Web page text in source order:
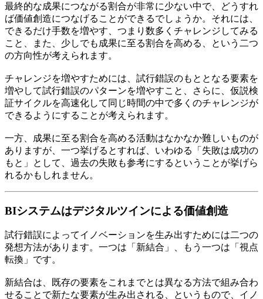
最終的な成果につながる割合が非常に少ない中で、どうすれ
ば価値創造につなげることができるでしょうか。それには、
できるだけ手数を増やす、つまり数多くチャレンジしてみる
こと、また、少しでも成果に至る割合を高める、という二つ
の方向性が考えられます。
チャレンジを増やすためには、試行錯誤のもととなる要素を
増やして試行錯誤のパターンを増やすこと、さらに、仮説検
証サイクルを高速化して同じ時間の中で多くのチャレンジが
できるようにすることが考えられます。
一方、成果に至る割合を高める活動はなかなか難しいものが
ありますが、一つ挙げるとすれば、いわゆる「失敗は成功の
もと」として、過去の失敗も参考にするということが挙げら
れるかもしれません。
BIシステムはデジタルツインによる価値創造
試行錯誤によってイノベーションを生み出すためには二つの
発想方法があります。一つは「新結合」、もう一つは「視点
転換」です。
新結合は、既存の要素をこれまでとは異なる方法で組み合わ
せることで新たな要素が生み出される、というもので、イノ